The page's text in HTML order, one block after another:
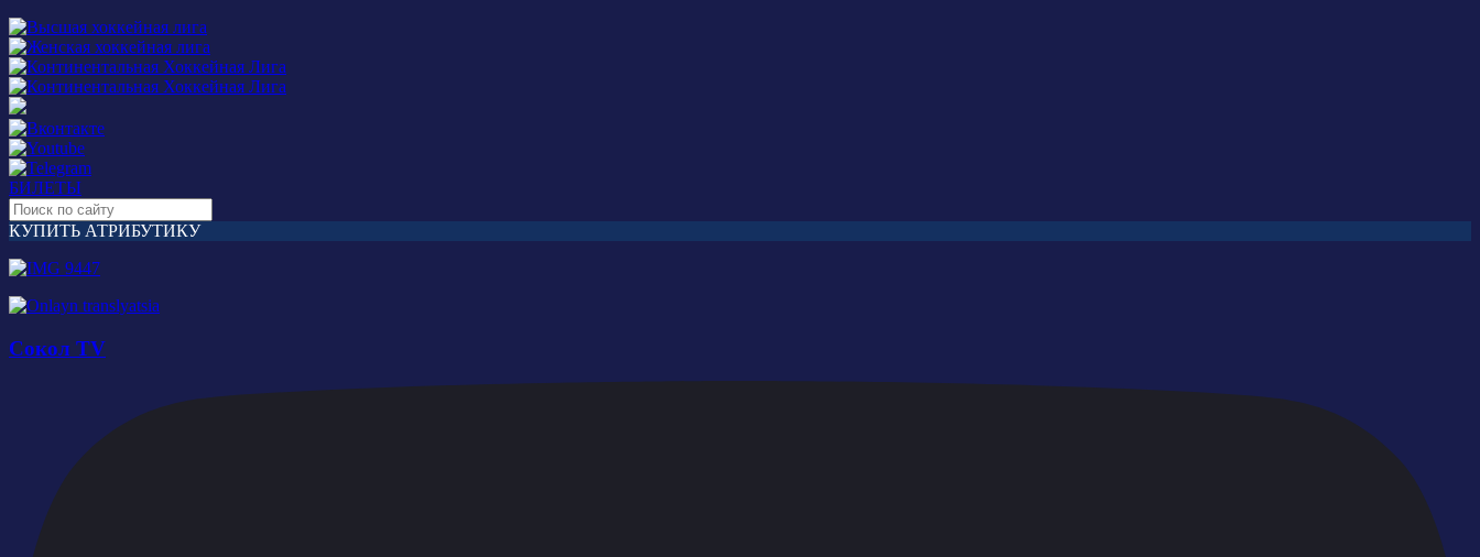
БИЛЕТЫ
КУПИТЬ АТРИБУТИКУ
Сокол TV